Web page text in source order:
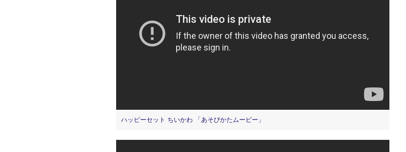
ハッピーセット ちいかわ 「あそびかたムービー」